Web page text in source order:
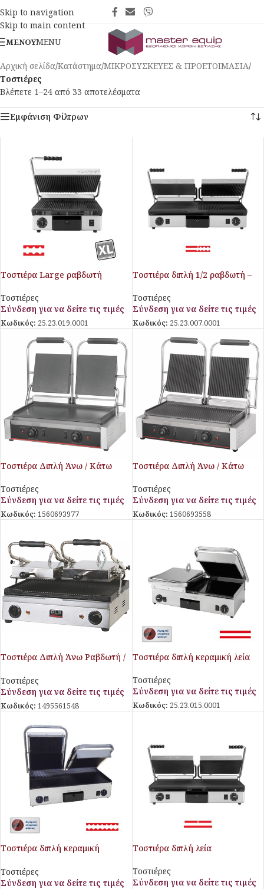
Skip to navigation
Skip to main content
ΜΕΝΟΎMENU
Αρχική σελίδα/Κατάστημα/ΜΙΚΡΟΣΥΣΚΕΥΕΣ & ΠΡΟΕΤΟΙΜΑΣΙΑ/
Τοστιέρες
Βλέπετε 1–24 από 33 αποτελέσματα
Εμφάνιση Φίλτρων
Τοστιέρα Large ραβδωτή
Τοστιέρες
Σύνδεση για να δείτε τις τιμές
Κωδικός: 25.23.019.0001
Τοστιέρα διπλή 1/2 ραβδωτή –
Τοστιέρες
Σύνδεση για να δείτε τις τιμές
Κωδικός: 25.23.007.0001
Τοστιέρα Διπλή Άνω / Κάτω
Τοστιέρες
Σύνδεση για να δείτε τις τιμές
Κωδικός: 1560693977
Τοστιέρα Διπλή Άνω / Κάτω
Τοστιέρες
Σύνδεση για να δείτε τις τιμές
Κωδικός: 1560693558
Τοστιέρα Διπλή Άνω Ραβδωτή /
Τοστιέρες
Σύνδεση για να δείτε τις τιμές
Κωδικός: 1495561548
Τοστιέρα διπλή κεραμική λεία
Τοστιέρες
Σύνδεση για να δείτε τις τιμές
Κωδικός: 25.23.015.0001
Τοστιέρα διπλή κεραμική
Τοστιέρες
Σύνδεση για να δείτε τις τιμές
Τοστιέρα διπλή λεία
Τοστιέρες
Σύνδεση για να δείτε τις τιμές